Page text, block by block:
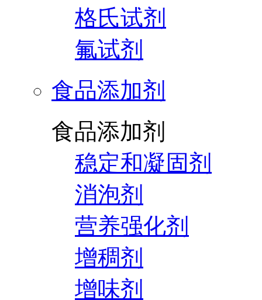
格氏试剂
氟试剂
食品添加剂
食品添加剂
稳定和凝固剂
消泡剂
营养强化剂
增稠剂
增味剂